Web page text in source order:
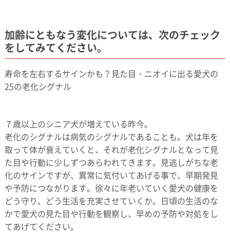
加齢にともなう変化については、次のチェック
をしてみてください。
寿命を左右するサインかも？見た目・ニオイに出る愛犬の
25の老化シグナル
７歳以上のシニア犬が増えている昨今。
老化のシグナルは病気のシグナルであることも。犬は年を
取って体が衰えていくと、それが老化シグナルとなって見
た目や行動に少しずつあらわれてきます。見逃しがちな老
化のサインですが、異常に気付いてあげる事で、早期発見
や予防につながります。徐々に年老いていく愛犬の健康を
どう守り、どう生活を充実させていくか。日頃の生活のな
かで愛犬の見た目や行動を観察し、早めの予防や対処をし
てあげてください。